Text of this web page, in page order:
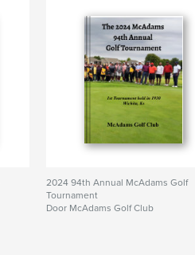
2024 94th Annual McAdams Golf
Tournament
Door McAdams Golf Club